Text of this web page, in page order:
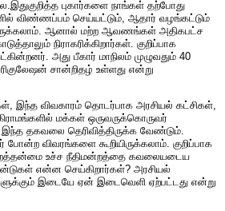
புகார்களை நாங்கள் தற்போது
செய்யட்டும், ஆதார் வழங்கட்டும்
ஆனால் மற்ற ஆவணங்கள் அதிகபட்ச
நிராகரிக்கிறார்கள். குறிப்பாக
அது பீகார் மாநிலம் முழுவதும் 40
சான்றிதழ் உள்ளது என்று
இந்த விவகாரம் தொடர்பாக அரசியல் கட்சிகள்,
மக்கள் ஒருவருக்கொருவர்
தகவலை தெரிவித்திருக்க வேண்டும்.
போன்ற விவரங்களை கூறியிருக்கலாம். குறிப்பாக
உச்ச நீதிமன்றத்தை கவலையடைய
என்ன செய்கிறார்கள்? அரசியல்
இடையே ஏன் இடைவெளி ஏற்பட்டது என்று